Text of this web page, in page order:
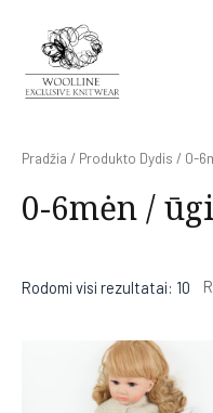
Pradžia / Produkto Dydis / 0-
0-6mėn /
Rodomi visi rezultatai: 10